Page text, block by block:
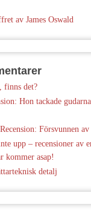
av James Oswald
finns det?
Hon tackade
Recension: Försvunnen
upp – recensioner av
kommer asap!
detalj